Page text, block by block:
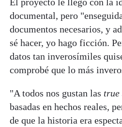
documental, pero
documentos necesarios, y
sé hacer, yo hago ficción.
datos tan inverosímiles
comprobé que lo más
"A todos nos gustan las true
basadas en hechos reales,
de que la historia era